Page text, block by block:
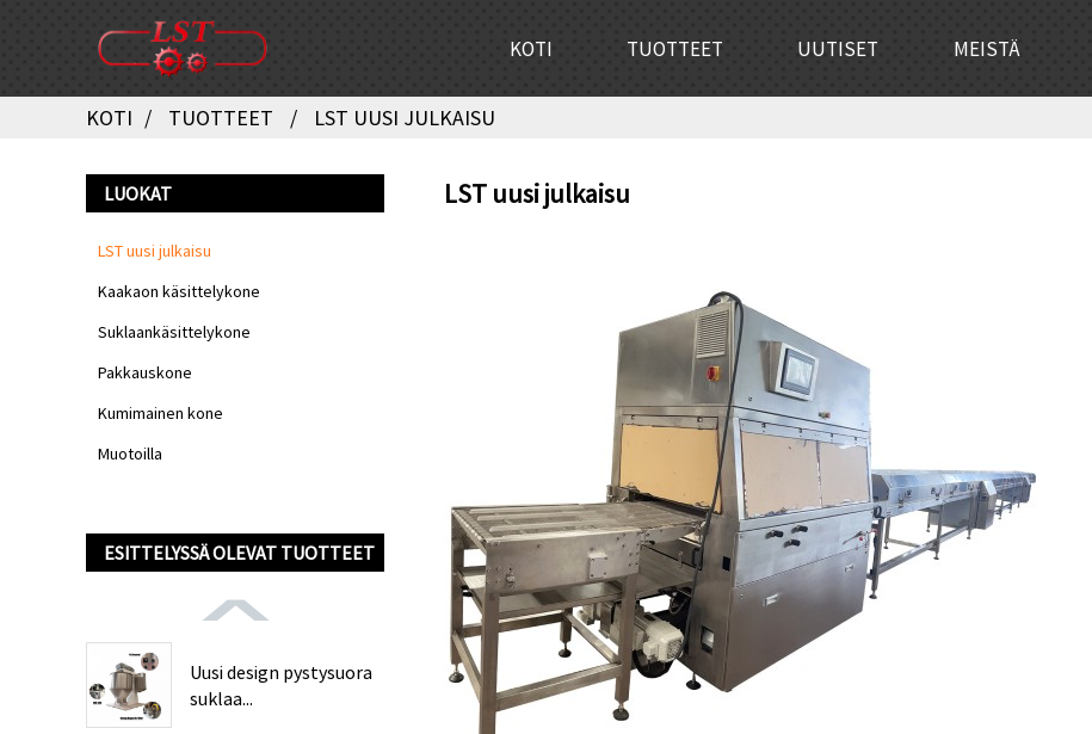
KOTI TUOTTEET UUTISET MEISTÄ
KOTI TUOTTEET LST UUSI JULKAISU
LUOKAT
LST uusi julkaisu
Kaakaon käsittelykone
Suklaankäsittelykone
Pakkauskone
Kumimainen kone
Muotoilla
ESITTELYSSÄ OLEVAT TUOTTEET
Uusi design pystysuora
suklaa...
LST uusi julkaisu